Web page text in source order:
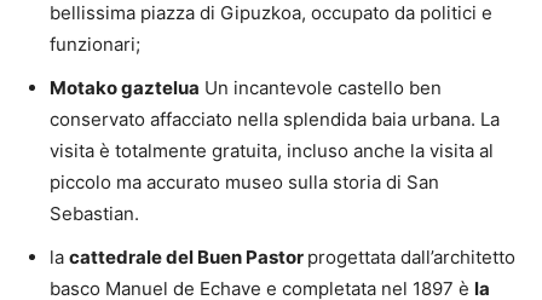
bellissima piazza di Gipuzkoa, occupato da politici e
funzionari;
Motako gaztelua Un incantevole castello ben
conservato affacciato nella splendida baia urbana. La
visita è totalmente gratuita, incluso anche la visita al
piccolo ma accurato museo sulla storia di San
Sebastian.
la cattedrale del Buen Pastor progettata dall’architetto
basco Manuel de Echave e completata nel 1897 è la